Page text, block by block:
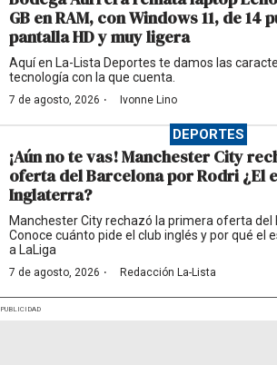
GB en RAM, con Windows 11, de 14
pantalla HD y muy ligera
Aquí en La-Lista Deportes te damos las
tecnología con la que cuenta.
7 de agosto, 2026 · Ivonne Lino
DEPORTES
¡Aún no te vas! Manchester City
oferta del Barcelona por Rodri ¿El
Inglaterra?
Manchester City rechazó la primera oferta del
Conoce cuánto pide el club inglés y por qué el
a LaLiga
7 de agosto, 2026 · Redacción La-Lista
PUBLICIDAD